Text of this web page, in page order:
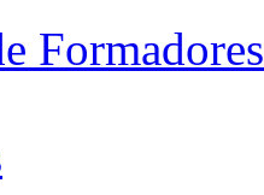
Formadores